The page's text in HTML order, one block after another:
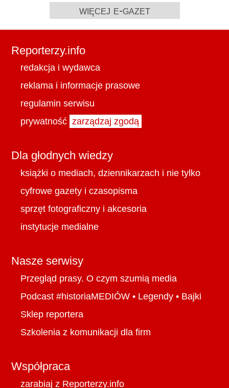
więcej e-gazet
Reporterzy.info
redakcja i wydawca
reklama i informacje prasowe
regulamin serwisu
prywatność zarządzaj zgodą
Dla głodnych wiedzy
książki o mediach, dziennikarzach i nie tylko
cyfrowe gazety i czasopisma
sprzęt fotograficzny i akcesoria
instytucje medialne
Nasze serwisy
Przegląd prasy. O czym szumią media
Podcast #historiaMEDIÓW • Legendy • Bajki
Sklep reportera
Szkolenia z komunikacji dla firm
Współpraca
zarabiaj z Reporterzy.info